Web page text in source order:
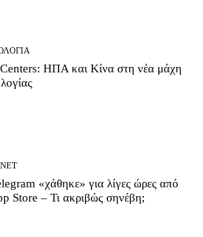
ΗΠΑ και Κίνα στη νέα μάχη
«χάθηκε» για λίγες ώρες από
Store – Τι ακριβώς σηνέβη;